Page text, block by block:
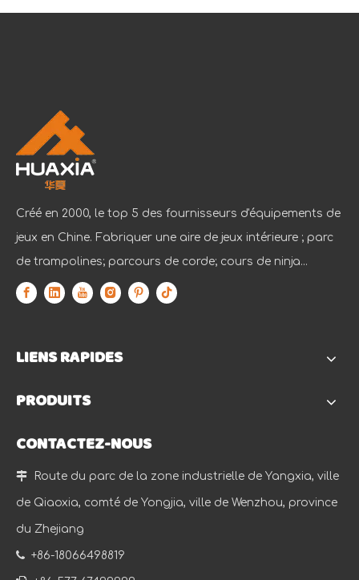
Créé en 2000, le top 5 des fournisseurs d'équipements de
jeux en Chine. Fabriquer une aire de jeux intérieure ; parc
de trampolines; parcours de corde; cours de ninja...
LIENS RAPIDES
PRODUITS
CONTACTEZ-NOUS
 Route du parc de la zone industrielle de Yangxia, ville
de Qiaoxia, comté de Yongjia, ville de Wenzhou, province
du Zhejiang
 +86-18066498819